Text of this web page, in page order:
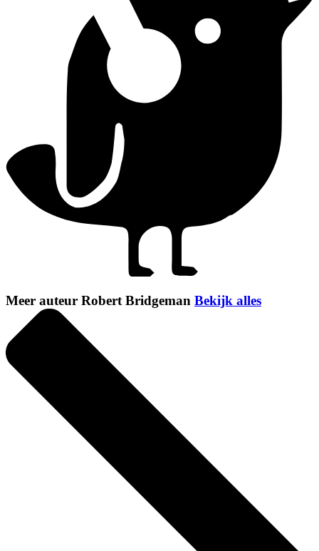
Meer auteur Robert Bridgeman Bekijk alles